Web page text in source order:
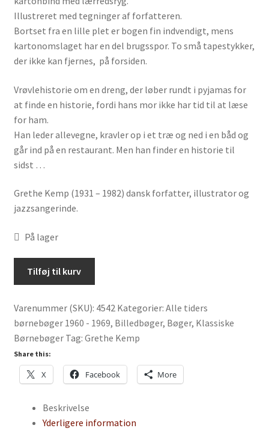
Illustreret med tegninger af forfatteren.
Bortset fra en lille plet er bogen fin indvendigt, mens
kartonomslaget har en del brugsspor. To små tapestykker,
der ikke kan fjernes, på forsiden.
Vrøvlehistorie om en dreng, der løber rundt i pyjamas for
at finde en historie, fordi hans mor ikke har tid til at læse
for ham.
Han leder allevegne, kravler op i et træ og ned i en båd og
går ind på en restaurant. Men han finder en historie til
sidst …
Grethe Kemp (1931 – 1982) dansk forfatter, illustrator og
jazzsangerinde.
På lager
en
historie
af
Grethe
Kemp
antal
Tilføj til kurv
Varenummer (SKU): 4542 Kategorier: Alle tiders
børnebøger 1960 - 1969, Billedbøger, Bøger, Klassiske
Børnebøger Tag: Grethe Kemp
Share this:
X Facebook More
Beskrivelse
Yderligere information